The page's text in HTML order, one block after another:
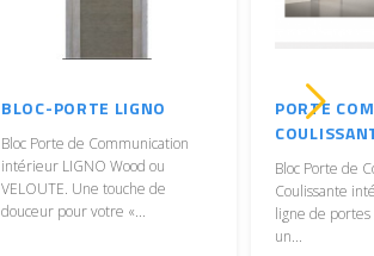
BLOC-PORTE LIGNO
Bloc Porte de Communication
intérieur LIGNO Wood ou
VELOUTE. Une touche de
douceur pour votre «...
PORTE
Bloc Porte de
Coulissante
ligne de
un...